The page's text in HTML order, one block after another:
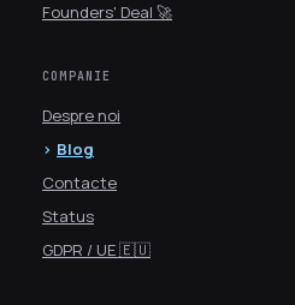
Founders' Deal 🚀
COMPANIE
Despre noi
Blog
Contacte
Status
GDPR / UE 🇪🇺